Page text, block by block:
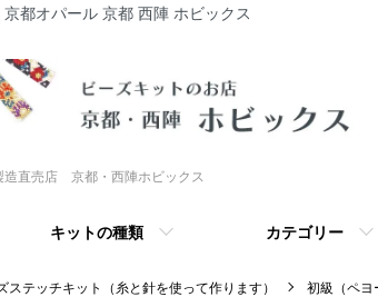
都オパール 京都 西陣 ホビックス
造直売店 京都・西陣ホビックス
キットの種類 カテゴリー
ステッチキット（糸と針を使って作ります） 初級（ペヨ